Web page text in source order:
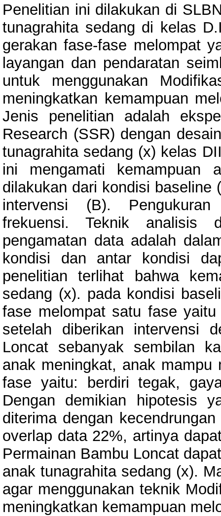
Penelitian ini dilakukan di
tunagrahita sedang di kelas
gerakan fase-fase melompat
layangan dan pendaratan
untuk menggunakan
meningkatkan kemampuan
Jenis penelitian adalah
Research (SSR) dengan
tunagrahita sedang (x) kelas
ini mengamati kemampuan
dilakukan dari kondisi baseline
intervensi (B).
frekuensi. Teknik analisis
pengamatan data adalah
kondisi dan antar kondisi
penelitian terlihat bahwa
sedang (x). pada kondisi
fase melompat satu fase
setelah diberikan intervensi
Loncat sebanyak sembilan
anak meningkat, anak
fase yaitu: berdiri tegak,
Dengan demikian hipotesis
diterima dengan
overlap data 22%, artinya
Permainan Bambu Loncat
anak tunagrahita sedang (x).
agar menggunakan teknik
meningkatkan kemampuan